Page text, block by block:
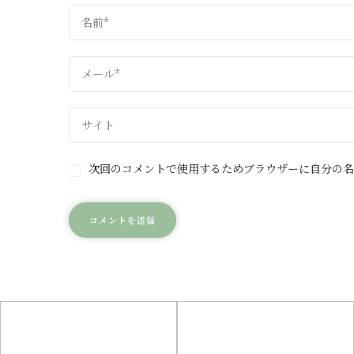
次回のコメントで使用するためブラウザーに自分の